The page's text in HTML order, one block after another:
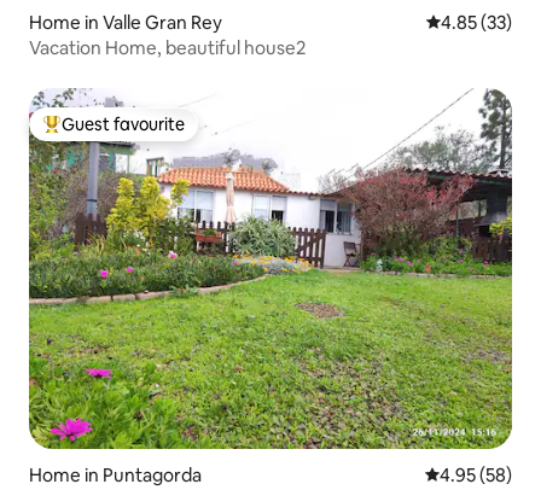
Home in Valle Gran Rey 4.85 out of 5
4.85 (33)
Vacation Home, beautiful house2
Top guest favourite
Guest favourite
Home in Puntagorda 4.95 out of 5
4.95 (58)